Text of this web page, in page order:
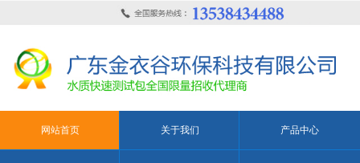
网站首页 关于我们 产品中心